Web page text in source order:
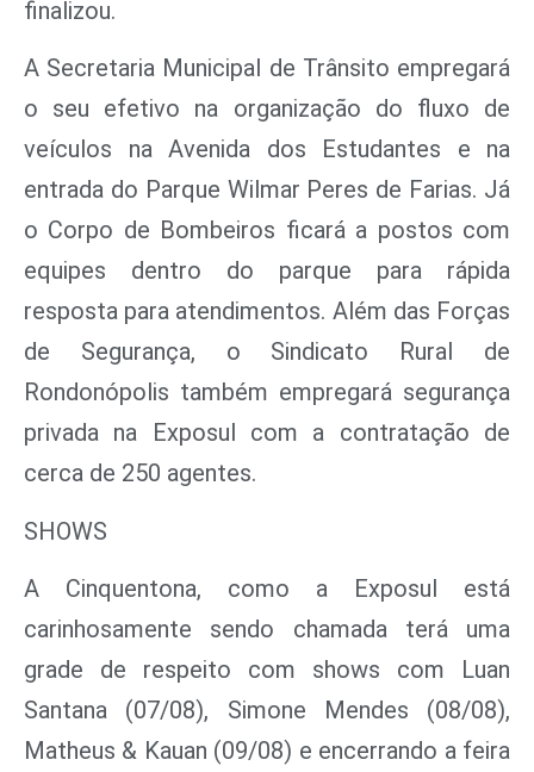
finalizou.
A Secretaria Municipal de Trânsito empregará
o seu efetivo na organização do fluxo de
veículos na Avenida dos Estudantes e na
entrada do Parque Wilmar Peres de Farias. Já
o Corpo de Bombeiros ficará a postos com
equipes dentro do parque para rápida
resposta para atendimentos. Além das Forças
de Segurança, o Sindicato Rural de
Rondonópolis também empregará segurança
privada na Exposul com a contratação de
cerca de 250 agentes.
SHOWS
A Cinquentona, como a Exposul está
carinhosamente sendo chamada terá uma
grade de respeito com shows com Luan
Santana (07/08), Simone Mendes (08/08),
Matheus & Kauan (09/08) e encerrando a feira